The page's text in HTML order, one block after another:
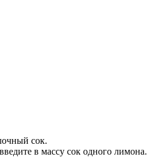
сок.
в массу сок одного лимона.